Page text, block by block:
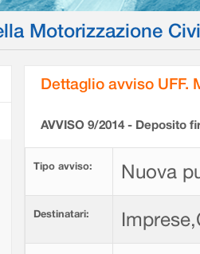
Motorizzazione
Dettaglio avviso UFF.
AVVISO 9/2014 - Deposito
Tipo avviso: Nuova
Destinatari: